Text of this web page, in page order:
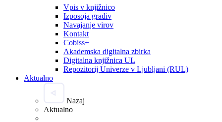
Vpis v knjižnico
Izposoja gradiv
Navajanje virov
Kontakt
Cobiss+
Akademska digitalna zbirka
Digitalna knjižnica UL
Repozitorij Univerze v Ljubljani (RUL)
Aktualno
Nazaj
Aktualno